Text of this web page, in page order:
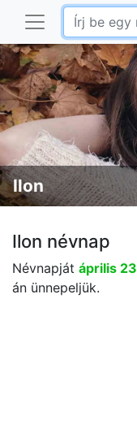
Ilon
Ilon névnap
Névnapját április 23
án ünnepeljük.